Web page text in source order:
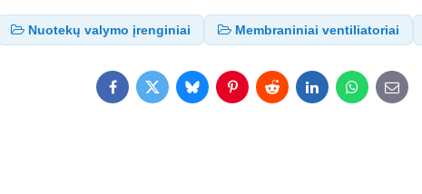
Nuotekų valymo įrenginiai Membraniniai ventiliatoriai
FacebookTwitterBlueskyPinterestRedditLinkedInWhatsApp
E-
mail